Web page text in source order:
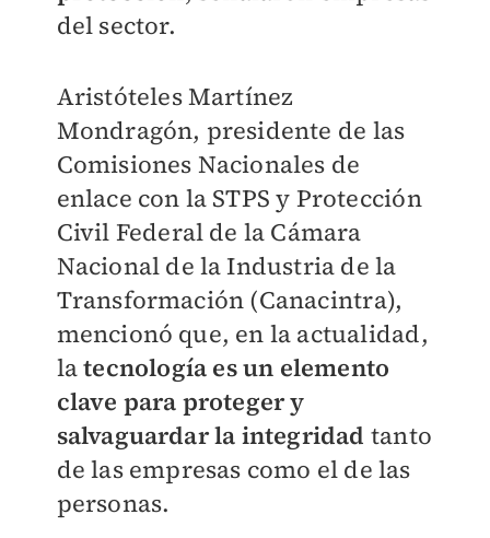
del sector.
Aristóteles Martínez
Mondragón, presidente de las
Comisiones Nacionales de
enlace con la STPS y Protección
Civil Federal de la Cámara
Nacional de la Industria de la
Transformación (Canacintra),
mencionó que, en la actualidad,
latecnología es un elemento
clave para proteger y
salvaguardar la integridad tanto
de las empresas como el de las
personas.